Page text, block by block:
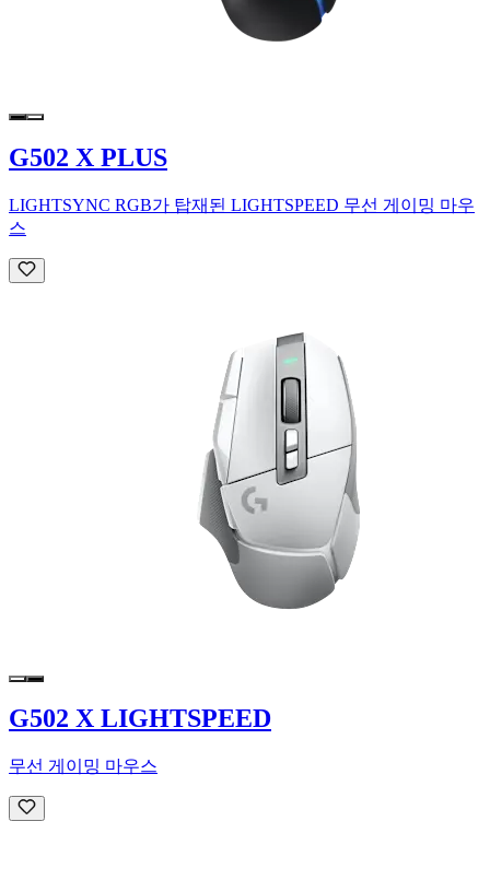
G502 X PLUS
LIGHTSYNC RGB가 탑재된 LIGHTSPEED 무선 게이밍 마우
스
G502 X LIGHTSPEED
무선 게이밍 마우스